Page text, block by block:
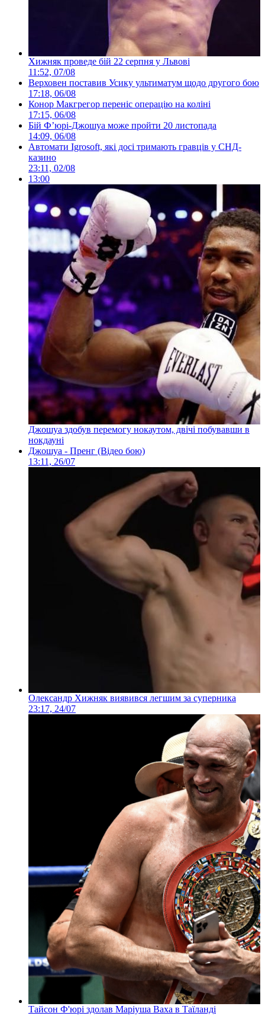
Хижняк проведе бій 22 серпня у Львові
11:52, 07/08
Верховен поставив Усику ультиматум щодо другого бою
17:18, 06/08
Конор Макгрегор переніс операцію на коліні
17:15, 06/08
Бій Ф’юрі-Джошуа може пройти 20 листопада
14:09, 06/08
Автомати Igrosoft, які досі тримають гравців у СНД-
казино
23:11, 02/08
13:00
Джошуа здобув перемогу нокаутом, двічі побувавши в
нокдауні
Джошуа - Пренг (Відео бою)
13:11, 26/07
Олександр Хижняк виявився легшим за суперника
23:17, 24/07
Тайсон Ф'юрі здолав Маріуша Ваха в Таїланді